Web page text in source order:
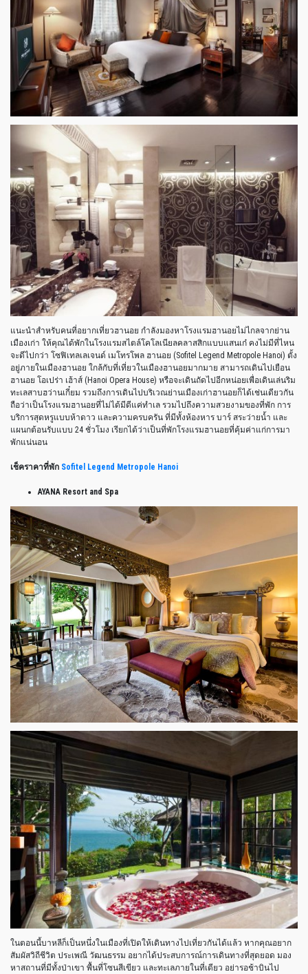
แนะนำสำหรับคนที่อยากเที่ยวฮานอย กำลังมองหาโรงแรมฮานอยไม่ไกลจากย่าน
เมืองเก่า ให้คุณได้พักในโรงแรมสไตล์โคโลเนียลคลาสสิกแบบแสนเก๋ คงไม่มีที่ไหน
จะดีไปกว่า โซฟิเทลเลเจนด์ เมโทรโพล ฮานอย (Sofitel Legend Metropole Hanoi) ตั้ง
อยู่ภายในเมืองฮานอย ใกล้กับที่เที่ยวในเมืองฮานอยมากมาย สามารถเดินไปเยือน
ฮานอย โอเปร่า เฮ้าส์ (Hanoi Opera House) หรือจะเดินถัดไปอีกหน่อยเพื่อเดินเล่นริม
ทะเลสาบฮว่านเกี๋ยม รวมถึงการเดินไปบริเวณย่านเมืองเก่าฮานอยก็ได้เช่นเดียวกัน
ถือว่าเป็นโรงแรมฮานอยที่ไม่ได้มีดีแค่ทำเล รวมไปถึงความสวยงามของที่พัก การ
บริการสุดหรูแบบห้าดาว และความครบครัน ที่มีทั้งห้องหาร บาร์ สระว่ายน้ำ และ
แผนกต้อนรับแบบ 24 ชั่วโมง เรียกได้ว่าเป็นที่พักโรงแรมฮานอยที่คุ้มค่าแก่การมา
พักแน่นอน
เช็คราคาที่พัก Sofitel Legend Metropole Hanoi
AYANA Resort and Spa
ในตอนนี้บาหลีก็เป็นหนึ่งในเมืองที่เปิดให้เดินทางไปเที่ยวกันได้แล้ว หากคุณอยาก
สัมผัสวิถีชีวิต ประเพณี วัฒนธรรม อยากได้ประสบการณ์การเดินทางที่สุดยอด มอง
หาสถานที่มีทั้งป่าเขา พื้นที่โซนสีเขียว และทะเลภายในที่เดียว อย่ารอช้าบินไป